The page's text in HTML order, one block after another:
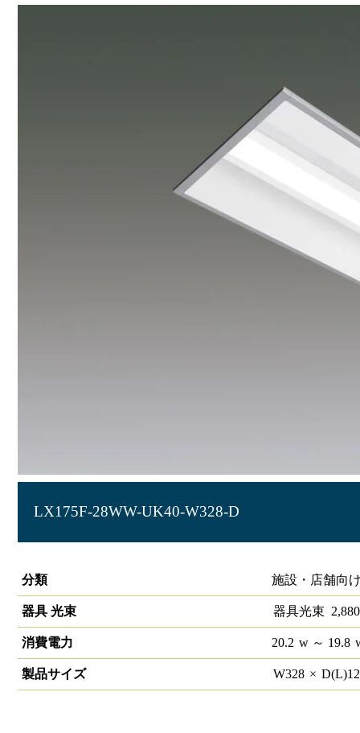
LX175F-28WW-UK40-W328-D
分類
施設・店舗向
器具 光束 器具光束 2,880
消費電力 20.2 w～ 19.8
製品サイズ W328 × D(L)